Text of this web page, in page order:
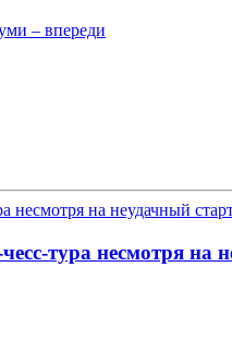
– впереди
тура несмотря на